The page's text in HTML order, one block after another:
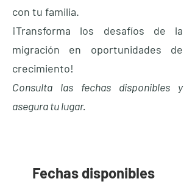
con tu familia.
¡Transforma los desafíos de la
migración en oportunidades de
crecimiento!
Consulta las fechas disponibles y
asegura tu lugar.
Fechas disponibles